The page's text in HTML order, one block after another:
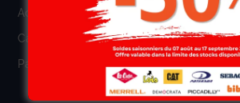
Actualités
Carrière
Panier